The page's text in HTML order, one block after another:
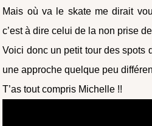
Mais où va le skate me dirait
c’est à dire celui de la non prise
Voici donc un petit tour des spots
une approche quelque peu
T’as tout compris Michelle !!